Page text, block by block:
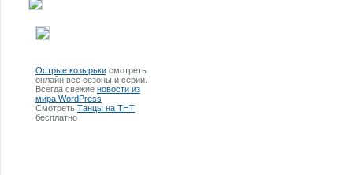
Острые козырьки смотреть
онлайн все сезоны и серии.
Всегда свежие новости из
мира WordPress
Смотреть Танцы на ТНТ
бесплатно